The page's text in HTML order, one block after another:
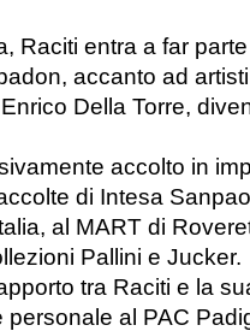
Raciti entra a far
accanto ad
Della Torre,
accolto in
di Intesa
al MART di
Pallini e Jucker.
tra Raciti e la
al PAC